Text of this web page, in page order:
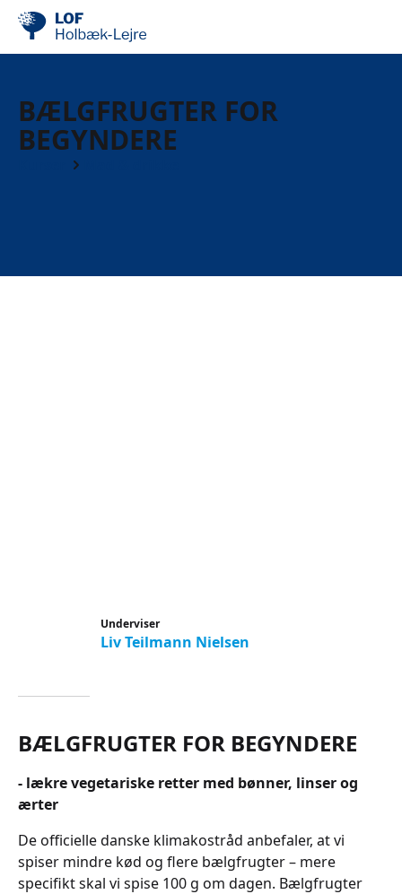
BÆLGFRUGTER FOR
BEGYNDERE
Underviser
Liv Teilmann Nielsen
BÆLGFRUGTER FOR BEGYNDERE
- lækre vegetariske retter med bønner, linser og
ærter
De officielle danske klimakostråd anbefaler, at vi
spiser mindre kød og flere bælgfrugter – mere
specifikt skal vi spise 100 g om dagen. Bælgfrugter